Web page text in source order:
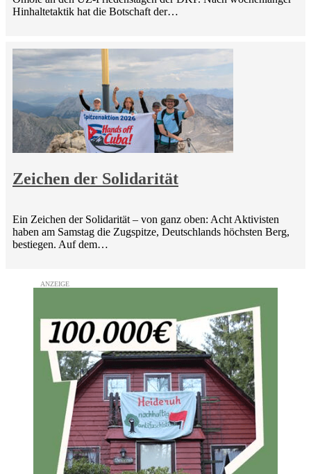
Hinhaltetaktik hat die Botschaft der…
Zeichen der Solidarität
Ein Zeichen der Solidarität – von ganz oben: Acht Aktivisten
haben am Samstag die Zugspitze, Deutschlands höchsten Berg,
bestiegen. Auf dem…